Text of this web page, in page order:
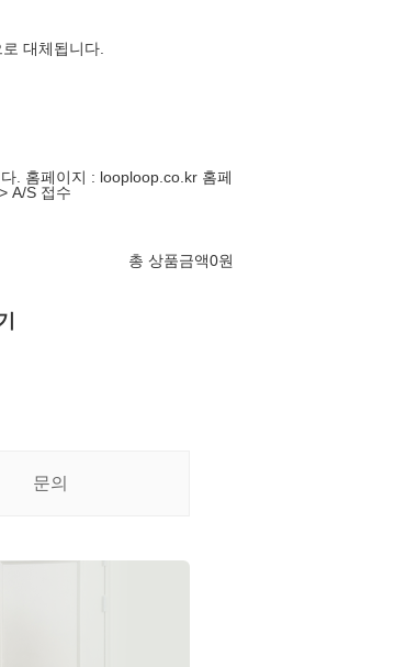
대체됩니다.
. 홈페이지 : looploop.co.kr 홈페
A/S 접수
총 상품금액0원
문의